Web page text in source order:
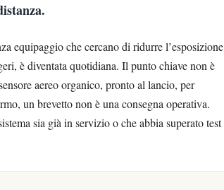
equipaggio che cercano di ridurre l’esposizione
è diventata quotidiana. Il punto chiave non è
aereo organico, pronto al lancio, per
un brevetto non è una consegna operativa.
sia già in servizio o che abbia superato test